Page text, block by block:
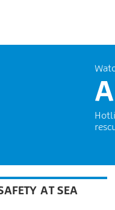
AT SEA